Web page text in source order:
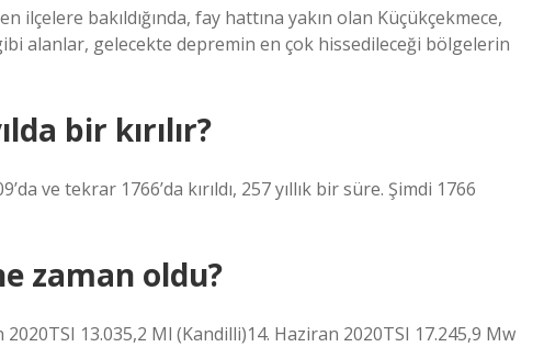
bakıldığında, fay hattına yakın olan Küçükçekmece,
alanlar, gelecekte depremin en çok hissedileceği bölgelerin
bir kırılır?
ve tekrar 1766’da kırıldı, 257 yıllık bir süre. Şimdi 1766
zaman oldu?
13.035,2 Ml (Kandilli)14. Haziran 2020TSI 17.245,9 Mw